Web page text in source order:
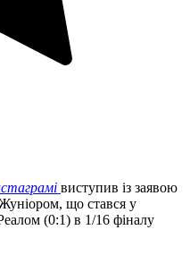
виступив із заявою
що стався у
(0:1) в 1/16 фіналу